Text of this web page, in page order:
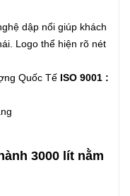
dập nổi giúp khách
Logo thể hiện rõ nét
Quốc Tế ISO 9001 :
3000 lít nằm